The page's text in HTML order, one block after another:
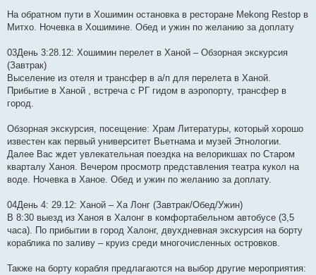
На обратном пути в Хошимин остановка в ресторане Mekong Restop в
Митхо. Ночевка в Хошимине. Обед и ужин по желанию за доплату
03День 3:28.12: Хошимин перелет в Ханой – Обзорная экскурсия
(Завтрак)
Выселение из отеля и трансфер в а/п для перелета в Ханой.
Прибытие в Ханой , встреча с РГ гидом в аэропорту, трансфер в
город.
Обзорная экскурсия, посещение: Храм Литературы, который хорошо
известен как первый университет Вьетнама и музей Этнологии.
Далее Вас ждет увлекательная поездка на велорикшах по Старом
кварталу Ханоя. Вечером просмотр представления театра кукол на
воде. Ночевка в Ханое. Обед и ужин по желанию за доплату.
04День 4: 29.12: Ханой – Ха Лонг (Завтрак/Обед/Ужин)
В 8:30 выезд из Ханоя в Халонг в комфортабельном автобусе (3,5
часа). По прибытии в город Халонг, двухдневная экскурсия на борту
кораблика по заливу – круиз среди многочисленных островков.
Также на борту корабля предлагаются на выбор другие мероприятия: